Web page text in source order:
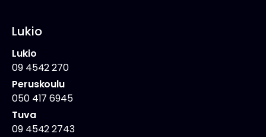
Lukio
Lukio
09 4542 270
Peruskoulu
050 417 6945
Tuva
09 4542 2743